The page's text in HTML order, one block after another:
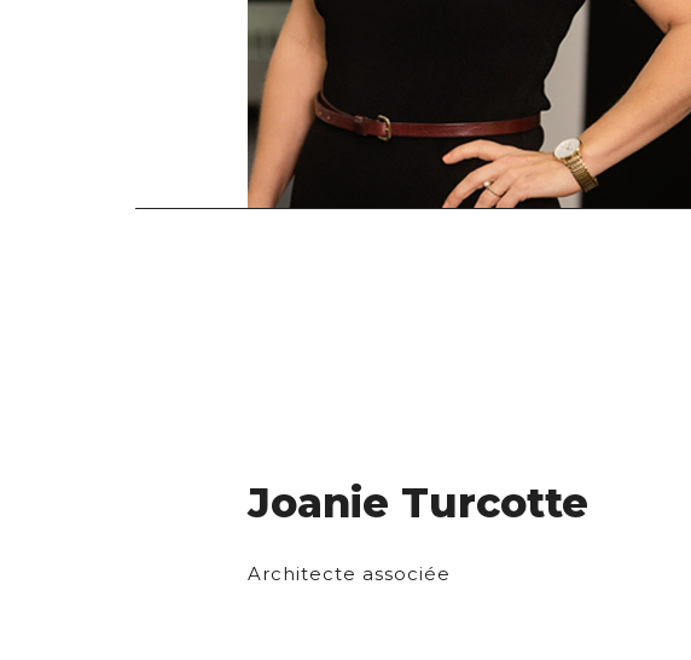
Joanie Turcotte
Architecte associée